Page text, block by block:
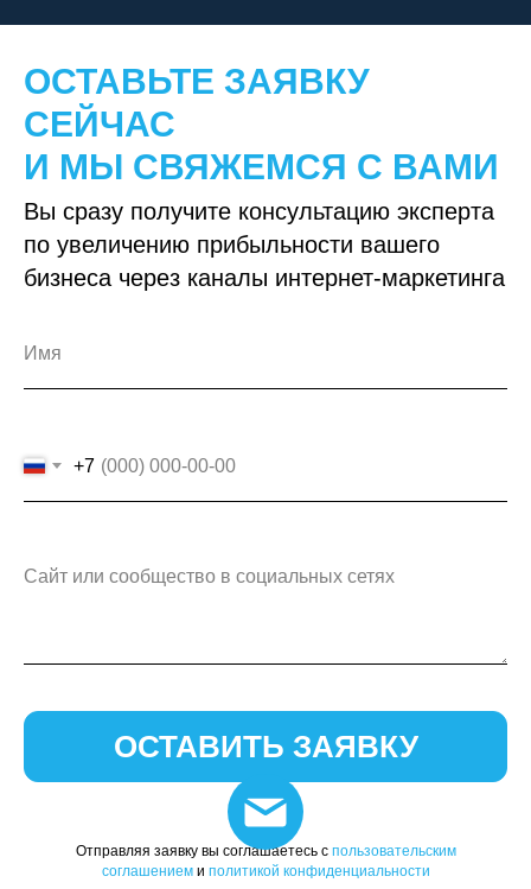
ОСТАВЬТЕ ЗАЯВКУ
СЕЙЧАС
И МЫ СВЯЖЕМСЯ С ВАМИ
Вы сразу получите консультацию эксперта
по увеличению прибыльности вашего
бизнеса через каналы интернет-маркетинга
+7
ОСТАВИТЬ ЗАЯВКУ
Отправляя заявку вы соглашаетесь с пользовательским
соглашениеми политикой конфиденциальности